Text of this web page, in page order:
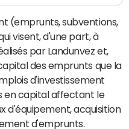
(emprunts, subventions,
visent, d'une part, à
par Landunvez et,
des emprunts que la
d'investissement
en capital affectant le
d'équipement, acquisition
d'emprunts.